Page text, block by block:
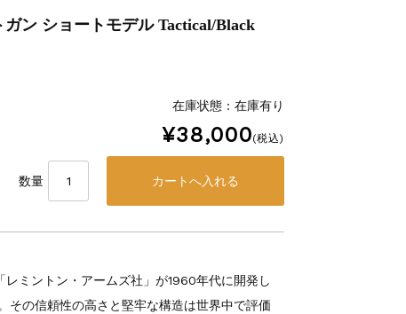
ン ショートモデル Tactical/Black
在庫状態 : 在庫有り
¥38,000(税込)
数量
ミントン・アームズ社」が1960年代に開発し
その信頼性の高さと堅牢な構造は世界中で評価